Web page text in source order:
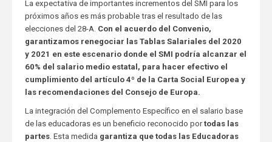
La expectativa de importantes incrementos del SMI para los
próximos años es más probable tras el resultado de las
elecciones del 28-A. Con el acuerdo del Convenio,
garantizamos renegociar las Tablas Salariales del 2020
y 2021 en este escenario donde el SMI podría alcanzar el
60% del salario medio estatal, para hacer efectivo el
cumplimiento del artículo 4º de la Carta Social Europea y
las recomendaciones del Consejo de Europa.
La integración del Complemento Específico en el salario base
de las educadoras es un beneficio reconocido portodas las
partes. Esta medida garantiza que todas las Educadoras